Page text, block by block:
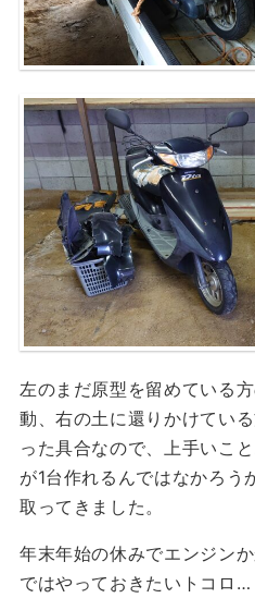
左のまだ原型を留めている
動、右の土に還りかけてい
った具合なので、上手いこ
が1台作れるんではなかろう
取ってきました。
年末年始の休みでエンジン
ではやっておきたいトコロ…